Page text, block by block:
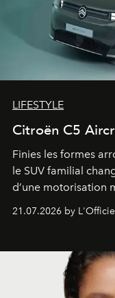
LIFESTYLE
Citroën C5
Finies les formes
le SUV familial
d’une motorisation
gagné en maturité.
21.07.2026 by